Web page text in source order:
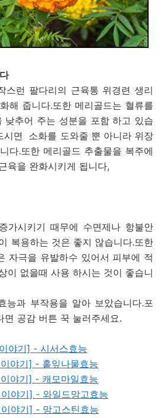
스런 팔다리의 근육통 위경련 생리
해 줍니다.또한 메리골드는 혈류를
낮추어 주는 성분을 포함 하고 있습
시면 소화를 도와줄 뿐 아니라 위장
다.또한 메리골드 추출물을 복주에
육을 완화시키게 됩니다,
가시키기 때무에 수면제나 항불안
복용하는 것은 좋지 않습니다.또한
자극을 유발하수 있어서 피부에 적
이 없을때 사용 하시는 것이 좋습니
능과 부작용을 알아 보았습니다.포
면 공감 버튼 꾹 눌러주세요.
야기] - 시서스효능
야기] - 홑잎나물효능
야기] - 캐모마일효능
야기] - 와일드망고효능
야기] - 망고스틴효능